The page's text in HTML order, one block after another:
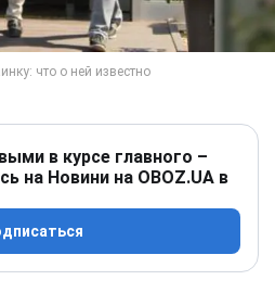
в курсе главного –
на Новини на OBOZ.UA в